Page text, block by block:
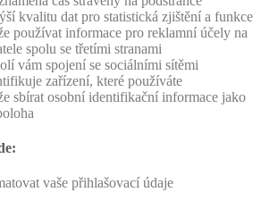
kvalitu dat pro statistická zjištění a funkce
používat informace pro reklamní účely na
spolu se třetími stranami
vám spojení se sociálními sítěmi
zařízení, které používáte
sbírat osobní identifikační informace jako
vaše přihlašovací údaje